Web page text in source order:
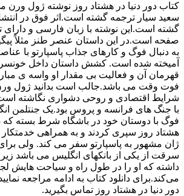
کتاب دور دنیا در هشتاد روز نوشته ژول
سعید سیار ترجمه گشته است.اثر فوق در
گشته است.این نوشته با زبان فارسی و دارای
صفحه است.در این داستان عنصر طنز مثلاً
به دنبال فوگ و کارهای جذاب پاسپارتو با
آمیخته شده است. کشش داستان داخل
قهرمان آن و فعالیت بی مقدار او واسه ی
فوت وقت می باشد.جالب است بدانید ژول ورن
شرایط اقتصادی و روحی دشواری نگاشته
با جنگ های فرانسه و پروس بود.یک جنتلمن
فوگ با دوستان خود در باشگاه شرط بسته که
هشتاد روز سپری کردند و به همراهی خدمتکار
ژان مشهور به پاسپارتو سفر می کند. ولی
سرقت از یکی از بانکهای انگلیس می باشد
داشته که او را در طول راه و سیاحت‌ هایش
می‌کند.برای دانلود کتاب به ادامه مراجعه
دور دنیا در هشتاد روز تماس بگیرید.